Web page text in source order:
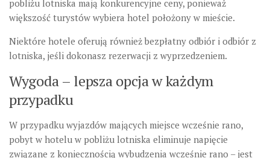
pobliżu lotniska mają konkurencyjne ceny, ponieważ
większość turystów wybiera hotel położony w mieście.
Niektóre hotele oferują również bezpłatny odbiór i odbiór z
lotniska, jeśli dokonasz rezerwacji z wyprzedzeniem.
Wygoda – lepsza opcja w każdym
przypadku
W przypadku wyjazdów mających miejsce wcześnie rano,
pobyt w hotelu w pobliżu lotniska eliminuje napięcie
związane z koniecznością wybudzenia wcześnie rano – jest